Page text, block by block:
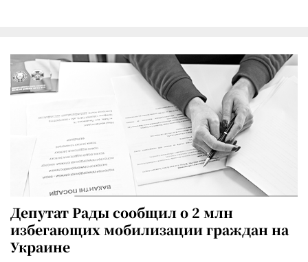
Депутат Рады сообщил о 2 млн
избегающих мобилизации граждан на
Украине